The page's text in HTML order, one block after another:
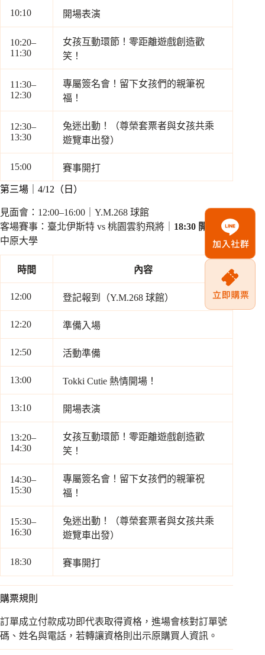
10:10 開場表演
10:20–
11:30
女孩互動環節！零距離遊戲創造歡
笑！
11:30–
12:30
專屬簽名會！留下女孩們的親筆祝
福！
12:30–
13:30
兔迷出動！（尊榮套票者與女孩共乘
遊覽車出發）
15:00 賽事開打
第三場｜4/12（日）
見面會：12:00–16:00｜Y.M.268 球館
客場賽事：臺北伊斯特 vs 桃園雲豹飛將｜ 18:30 開打
｜
中原大學
時間 內容
12:00 登記報到（Y.M.268 球館）
12:20 準備入場
12:50 活動準備
13:00 Tokki Cutie 熱情開場！
13:10 開場表演
13:20–
14:30
女孩互動環節！零距離遊戲創造歡
笑！
14:30–
15:30
專屬簽名會！留下女孩們的親筆祝
福！
15:30–
16:30
兔迷出動！（尊榮套票者與女孩共乘
遊覽車出發）
18:30 賽事開打
購票規則
訂單成立付款成功即代表取得資格，進場會核對訂單號
碼、姓名與電話，若轉讓資格則出示原購買人資訊。